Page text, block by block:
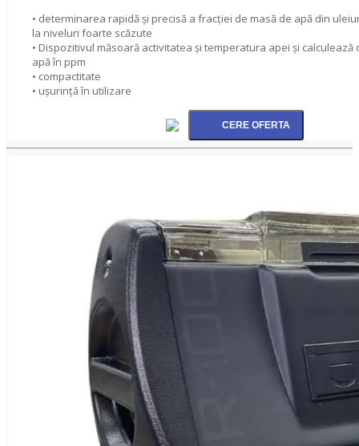
• determinarea rapidă şi precisă a fracţiei de masă de apă din
la niveluri foarte scăzute
• Dispozitivul măsoară activitatea şi temperatura apei şi
apă în ppm
• compactitate
• ușurinţă în utilizare